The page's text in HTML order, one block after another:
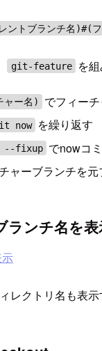
ントブランチ名)#(
git-feature を
ー名)
でフィー
now
を繰り返す
--fixup でnowコ
ャーブランチを
ランチ名を表
レクトリ名も表示